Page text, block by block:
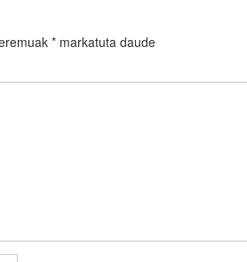
* markatuta daude